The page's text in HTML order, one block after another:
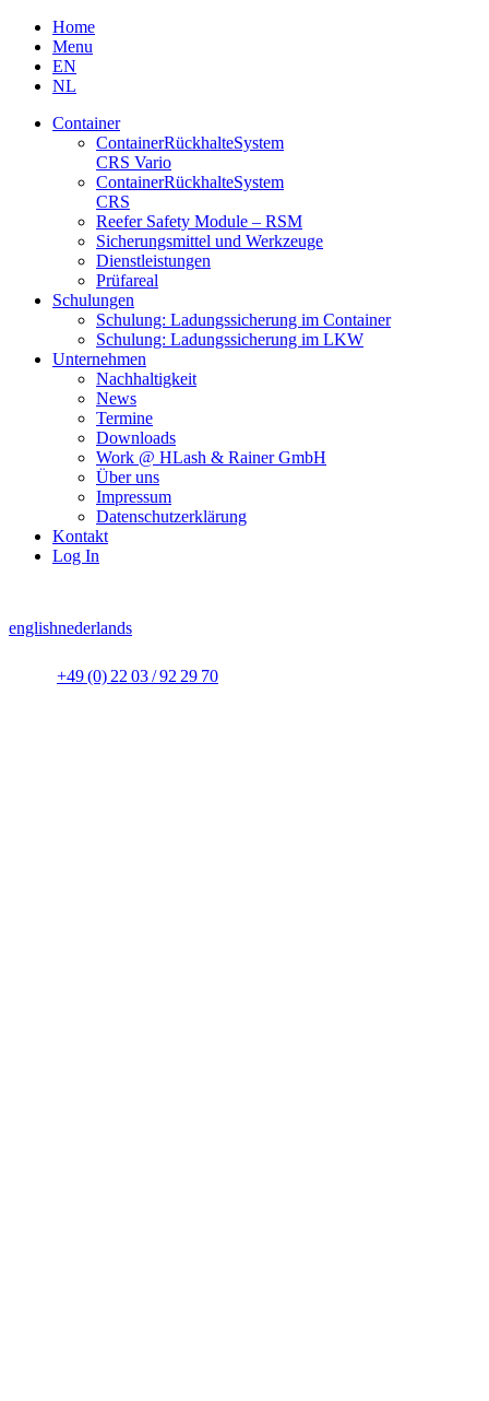
Skip
content
Home
Menu
EN
NL
Container
Container­Rückhalte­System
CRS Vario
Container­Rückhalte­System
CRS
Reefer Safety Module – RSM
Sicherungsmittel und Werkzeuge
Dienstleistungen
Prüfareal
Schulungen
Schulung: Ladungssicherung im Container
Schulung: Ladungssicherung im LKW
Unternehmen
Nachhaltigkeit
News
Termine
Downloads
Work @ HLash & Rainer GmbH
Über uns
Impressum
Datenschutzerklärung
Kontakt
Log In
englishnederlands
+49 (0) 22 03 / 92 29 70